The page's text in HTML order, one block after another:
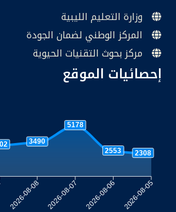
وزارة التعليم الليبية
المركز الوطني لضمان الجودة
مركز بحوث التقنيات الحيوية
إحصائيات الموقع
3490
5178
2553 2308
2026-08-08 2026-08-07 2026-08-06 2026-08-05